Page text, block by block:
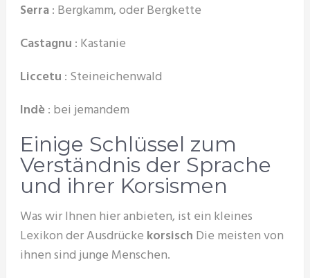
Serra: Bergkamm, oder Bergkette
Castagnu : Kastanie
Liccetu : Steineichenwald
Indè: bei jemandem
Einige Schlüssel zum
Verständnis der Sprache
und ihrer Korsismen
Was wir Ihnen hier anbieten, ist ein kleines
Lexikon der Ausdrücke korsisch Die meisten von
ihnen sind junge Menschen.